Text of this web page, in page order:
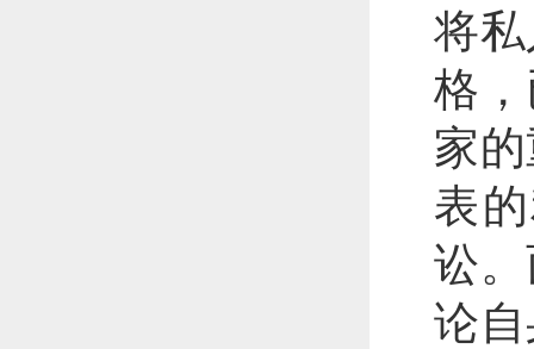
将
格
家
表
讼
论